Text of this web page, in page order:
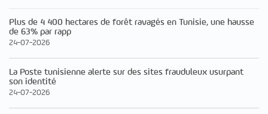
Plus de 4 400 hectares de forêt ravagés en Tunisie, une hausse
de 63% par rapp
24-07-2026
La Poste tunisienne alerte sur des sites frauduleux usurpant
son identité
24-07-2026